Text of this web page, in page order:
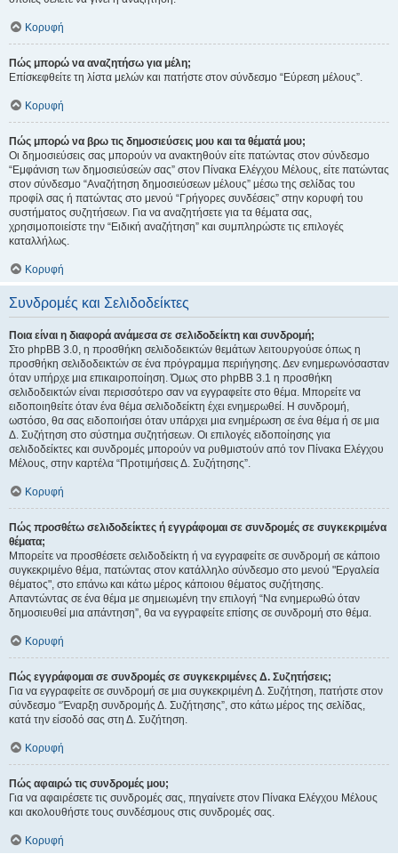
Κορυφή
Πώς μπορώ να αναζητήσω για μέλη;
Επίσκεφθείτε τη λίστα μελών και πατήστε στον σύνδεσμο “Εύρεση μέλους”.
Κορυφή
Πώς μπορώ να βρω τις δημοσιεύσεις μου και τα θέματά μου;
Οι δημοσιεύσεις σας μπορούν να ανακτηθούν είτε πατώντας στον σύνδεσμο
“Εμφάνιση των δημοσιεύσεών σας” στον Πίνακα Ελέγχου Μέλους, είτε πατώντας
στον σύνδεσμο “Αναζήτηση δημοσιεύσεων μέλους” μέσω της σελίδας του
προφίλ σας ή πατώντας στο μενού “Γρήγορες συνδέσεις” στην κορυφή του
συστήματος συζητήσεων. Για να αναζητήσετε για τα θέματα σας,
χρησιμοποιείστε την “Ειδική αναζήτηση” και συμπληρώστε τις επιλογές
καταλλήλως.
Κορυφή
Συνδρομές και Σελιδοδείκτες
Ποια είναι η διαφορά ανάμεσα σε σελιδοδείκτη και συνδρομή;
Στο phpBB 3.0, η προσθήκη σελιδοδεικτών θεμάτων λειτουργούσε όπως η
προσθήκη σελιδοδεικτών σε ένα πρόγραμμα περιήγησης. Δεν ενημερωνόσασταν
όταν υπήρχε μια επικαιροποίηση. Όμως στο phpBB 3.1 η προσθήκη
σελιδοδεικτών είναι περισσότερο σαν να εγγραφείτε στο θέμα. Μπορείτε να
ειδοποιηθείτε όταν ένα θέμα σελιδοδείκτη έχει ενημερωθεί. Η συνδρομή,
ωστόσο, θα σας ειδοποιήσει όταν υπάρχει μια ενημέρωση σε ένα θέμα ή σε μια
Δ. Συζήτηση στο σύστημα συζητήσεων. Οι επιλογές ειδοποίησης για
σελιδοδείκτες και συνδρομές μπορούν να ρυθμιστούν από τον Πίνακα Ελέγχου
Μέλους, στην καρτέλα “Προτιμήσεις Δ. Συζήτησης”.
Κορυφή
Πώς προσθέτω σελιδοδείκτες ή εγγράφομαι σε συνδρομές σε συγκεκριμένα
θέματα;
Μπορείτε να προσθέσετε σελιδοδείκτη ή να εγγραφείτε σε συνδρομή σε κάποιο
συγκεκριμένο θέμα, πατώντας στον κατάλληλο σύνδεσμο στο μενού "Εργαλεία
θέματος", στο επάνω και κάτω μέρος κάποιου θέματος συζήτησης.
Απαντώντας σε ένα θέμα με σημειωμένη την επιλογή “Να ενημερωθώ όταν
δημοσιευθεί μια απάντηση”, θα να εγγραφείτε επίσης σε συνδρομή στο θέμα.
Κορυφή
Πώς εγγράφομαι σε συνδρομές σε συγκεκριμένες Δ. Συζητήσεις;
Για να εγγραφείτε σε συνδρομή σε μια συγκεκριμένη Δ. Συζήτηση, πατήστε στον
σύνδεσμο “Έναρξη συνδρομής Δ. Συζήτησης”, στο κάτω μέρος της σελίδας,
κατά την είσοδό σας στη Δ. Συζήτηση.
Κορυφή
Πώς αφαιρώ τις συνδρομές μου;
Για να αφαιρέσετε τις συνδρομές σας, πηγαίνετε στον Πίνακα Ελέγχου Μέλους
και ακολουθήστε τους συνδέσμους στις συνδρομές σας.
Κορυφή